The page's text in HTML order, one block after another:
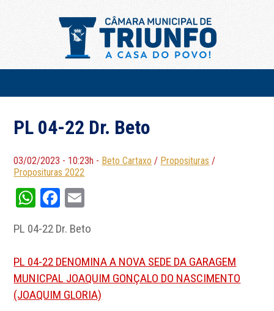
PL 04-22 Dr. Beto
03/02/2023 - 10:23h - Beto Cartaxo / Proposituras /
Proposituras 2022
WhatsApp
Facebook
PL 04-22 Dr. Beto
PL 04-22 DENOMINA A NOVA SEDE DA GARAGEM
MUNICPAL JOAQUIM GONÇALO DO NASCIMENTO
(JOAQUIM GLORIA)